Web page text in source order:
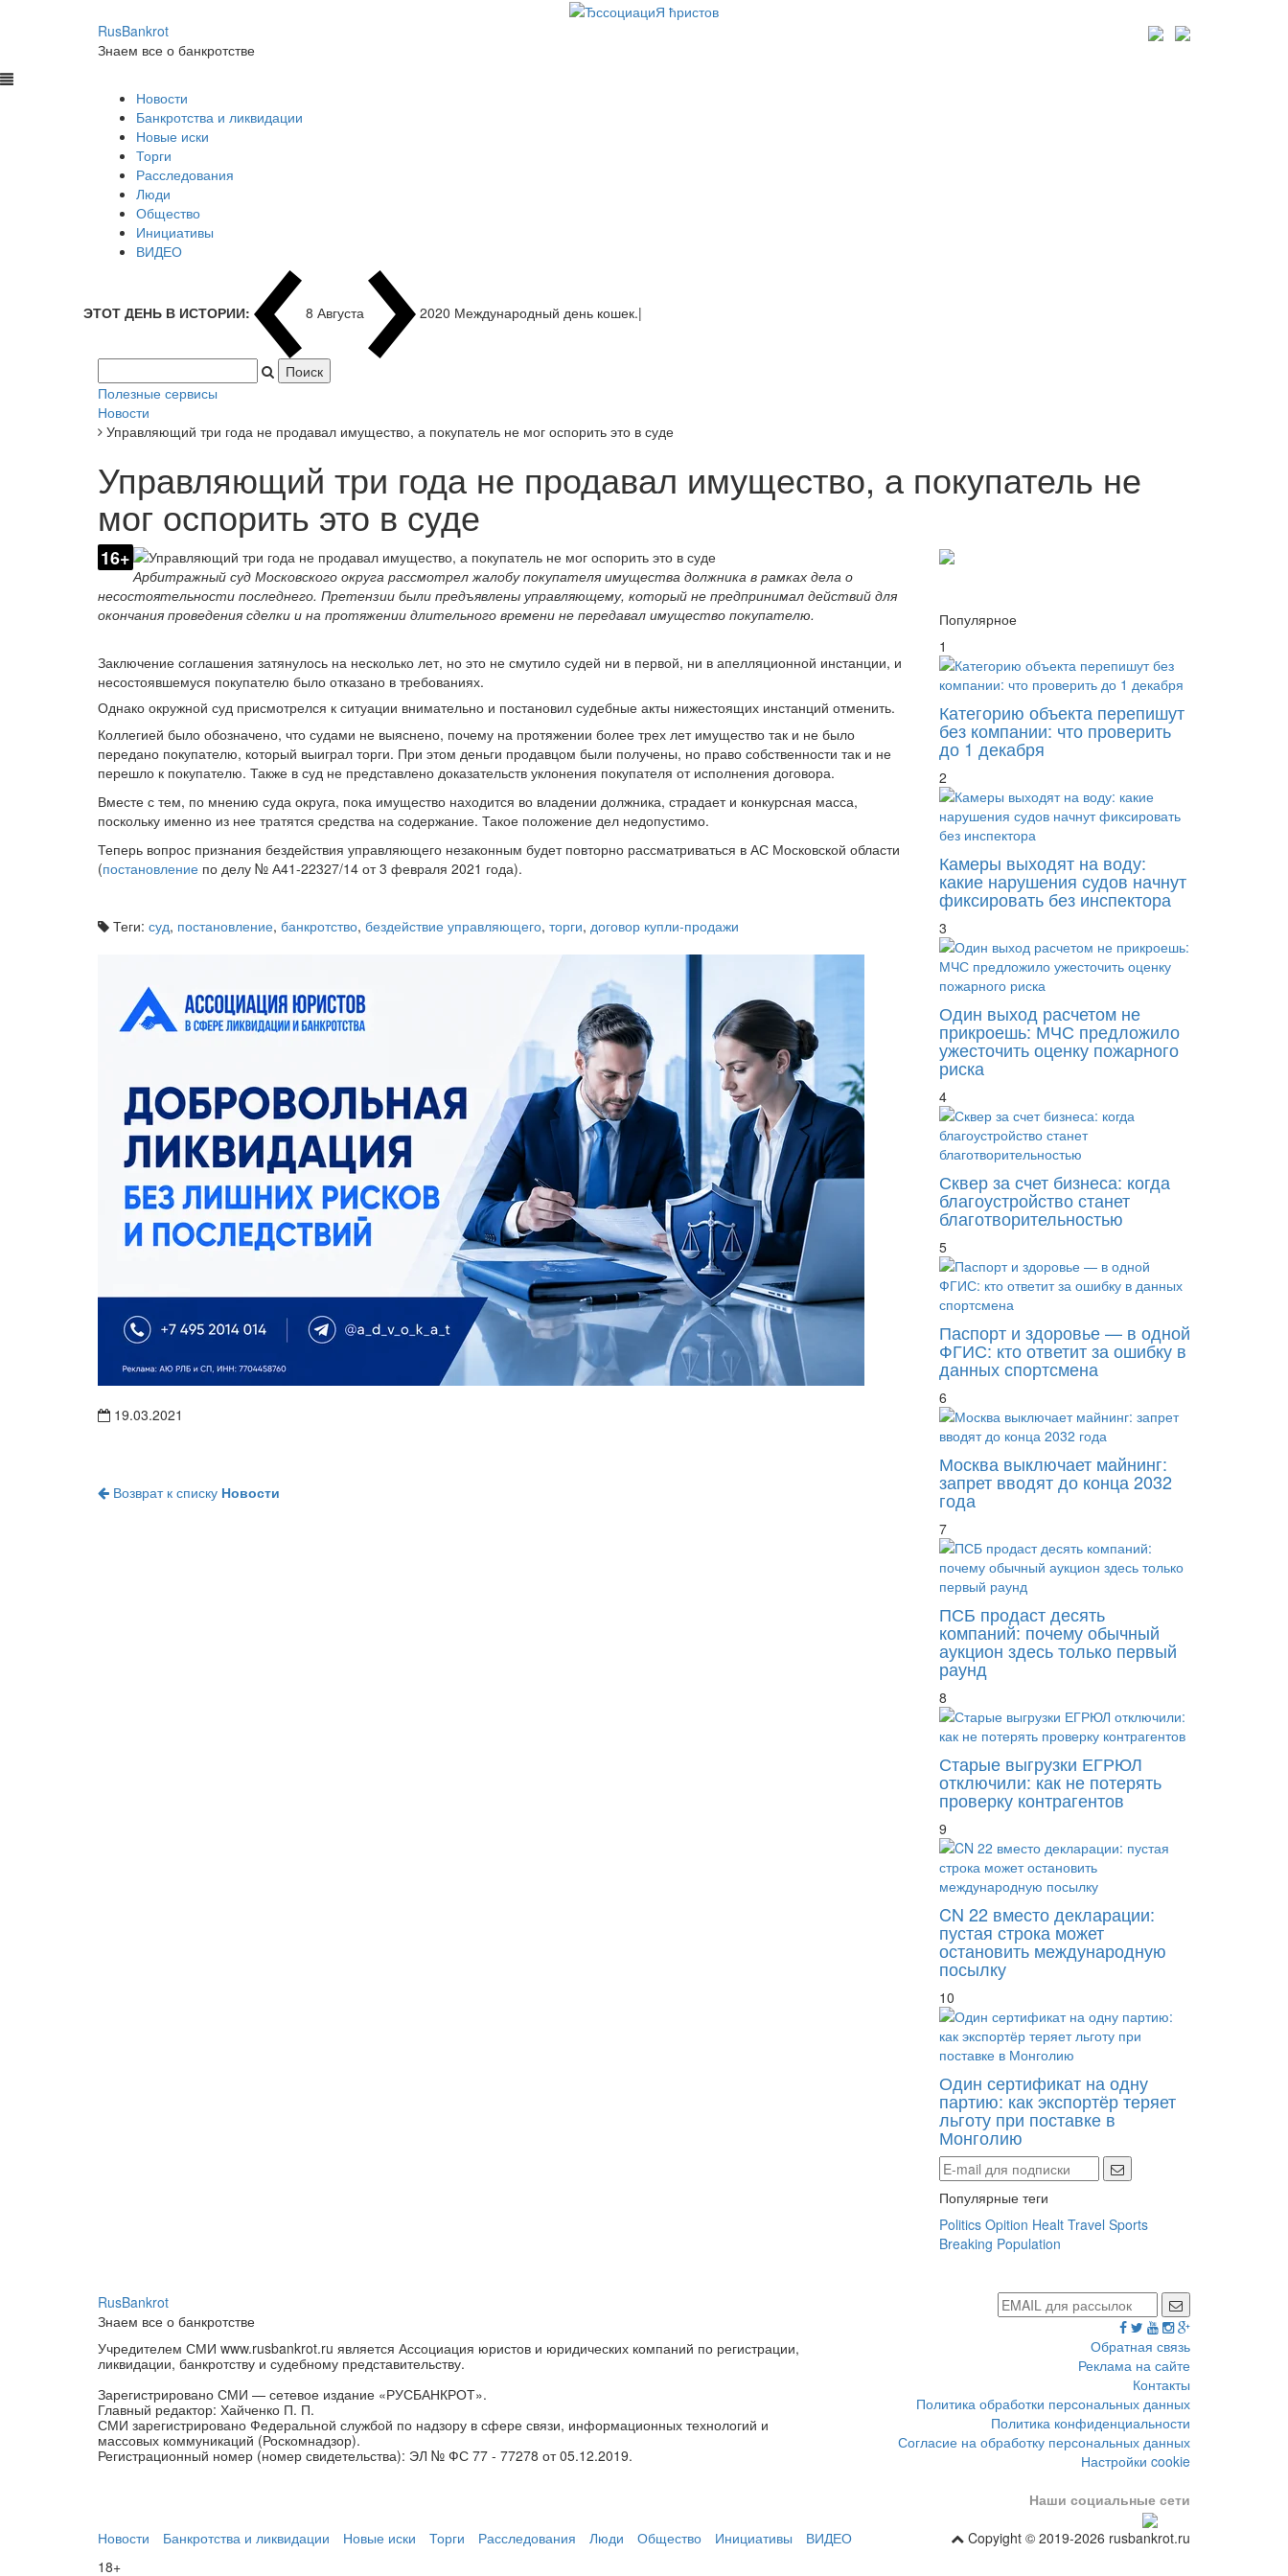
RusBankrot
Знаем все о банкротстве
Новости
Банкротства и ликвидации
Новые иски
Торги
Расследования
Люди
Общество
Инициативы
ВИДЕО
ЭТОТ ДЕНЬ В ИСТОРИИ: 8 Августа 1937 Яп|
Полезные сервисы
Новости
Управляющий три года не продавал имущество, а покупатель не мог оспорить это в суде
Управляющий три года не продавал имущество, а покупатель не
мог оспорить это в суде
16+
Арбитражный суд Московского округа рассмотрел жалобу покупателя имущества должника в рамках дела о
несостоятельности последнего. Претензии были предъявлены управляющему, который не предпринимал действий для
окончания проведения сделки и на протяжении длительного времени не передавал имущество покупателю.
Заключение соглашения затянулось на несколько лет, но это не смутило судей ни в первой, ни в апелляционной инстанции, и
несостоявшемуся покупателю было отказано в требованиях.
Однако окружной суд присмотрелся к ситуации внимательно и постановил судебные акты нижестоящих инстанций отменить.
Коллегией было обозначено, что судами не выяснено, почему на протяжении более трех лет имущество так и не было
передано покупателю, который выиграл торги. При этом деньги продавцом были получены, но право собственности так и не
перешло к покупателю. Также в суд не представлено доказательств уклонения покупателя от исполнения договора.
Вместе с тем, по мнению суда округа, пока имущество находится во владении должника, страдает и конкурсная масса,
поскольку именно из нее тратятся средства на содержание. Такое положение дел недопустимо.
Теперь вопрос признания бездействия управляющего незаконным будет повторно рассматриваться в АС Московской области
(постановление по делу № А41-22327/14 от 3 февраля 2021 года).
Теги: суд, постановление, банкротство, бездействие управляющего, торги, договор купли-продажи
19.03.2021
Возврат к списку Новости
Популярное
1
Категорию объекта перепишут
без компании: что проверить
до 1 декабря
2
Камеры выходят на воду:
какие нарушения судов начнут
фиксировать без инспектора
3
Один выход расчетом не
прикроешь: МЧС предложило
ужесточить оценку пожарного
риска
4
Сквер за счет бизнеса: когда
благоустройство станет
благотворительностью
5
Паспорт и здоровье — в одной
ФГИС: кто ответит за ошибку в
данных спортсмена
6
Москва выключает майнинг:
запрет вводят до конца 2032
года
7
ПСБ продаст десять
компаний: почему обычный
аукцион здесь только первый
раунд
8
Старые выгрузки ЕГРЮЛ
отключили: как не потерять
проверку контрагентов
9
CN 22 вместо декларации:
пустая строка может
остановить международную
посылку
10
Один сертификат на одну
партию: как экспортёр теряет
льготу при поставке в
Монголию
Популярные теги
Politics Opition Healt Travel Sports
Breaking Population
RusBankrot
Знаем все о банкротстве
Учредителем СМИ www.rusbankrot.ru является Ассоциация юристов и юридических компаний по регистрации,
ликвидации, банкротству и судебному представительству.
Зарегистрировано СМИ — сетевое издание «РУСБАНКРОТ».
Главный редактор: Хайченко П. П.
СМИ зарегистрировано Федеральной службой по надзору в сфере связи, информационных технологий и
массовых коммуникаций (Роскомнадзор).
Регистрационный номер (номер свидетельства): ЭЛ № ФС 77 - 77278 от 05.12.2019.
Обратная связь
Реклама на сайте
Контакты
Политика обработки персональных данных
Политика конфиденциальности
Согласие на обработку персональных данных
Настройки cookie
Наши социальные сети
Новости Банкротства и ликвидации Новые иски Торги Расследования Люди Общество Инициативы ВИДЕО
Copyight © 2019-2026 rusbankrot.ru
18+